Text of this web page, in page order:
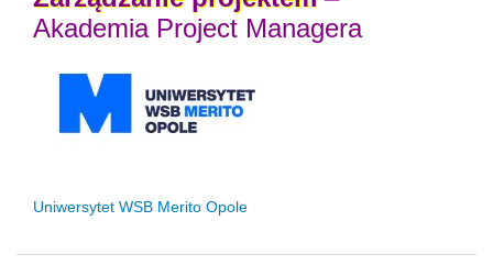
Akademia Project Managera
Uniwersytet WSB Merito Opole